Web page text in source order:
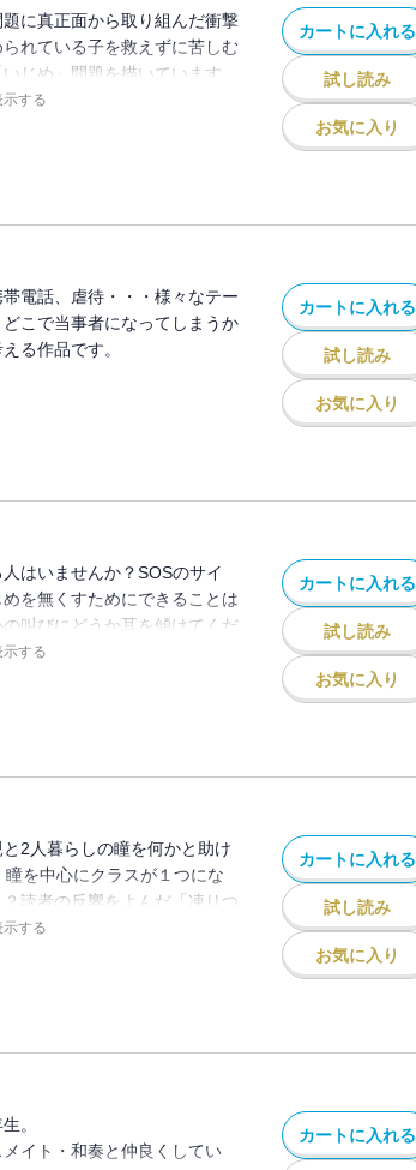
に真正面から取り組んだ衝撃
れている子を救えずに苦しむ
じめ」問題を描いています。
かわからない「いじめ」を真
する
カートに入れる
試し読み
お気に入り
電話、虐待・・・様々なテー
こで当事者になってしまうか
る作品です。
カートに入れる
試し読み
お気に入り
はいませんか？SOSのサイ
を無くすためにできることは
叫びにどうか耳を傾けてくだ
いじめが起こらないよう
する
カートに入れる
試し読み
お気に入り
2人暮らしの瞳を何かと助け
を中心にクラスが１つにな
読者の反響をよんだ「凍りつ
絶望の彼方「閉ざされた未
する
カートに入れる
試し読み
お気に入り
。
イト・和奏と仲良くしてい
カートに入れる